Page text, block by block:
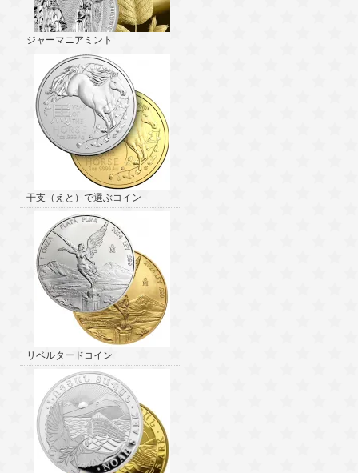
ジャーマニアミント
干支（えと）で選ぶコイン
リベルタードコイン